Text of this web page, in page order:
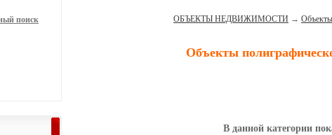
ОБЪЕКТЫ НЕДВИЖИМОСТИ →
Объекты
В данной категории
поиск